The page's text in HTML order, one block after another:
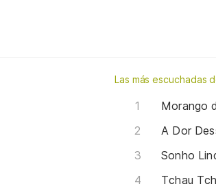
Las más escuchadas
Morango
A Dor
Sonho
Tchau